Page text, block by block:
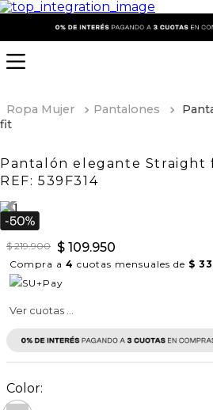
Ropa Mujer Pantalones
fit
Pantalón elegante Straight
REF: 539F314
$ 219.900 $ 109.950
Compra a 4 cuotas mensuales de $
Ver cuotas ...